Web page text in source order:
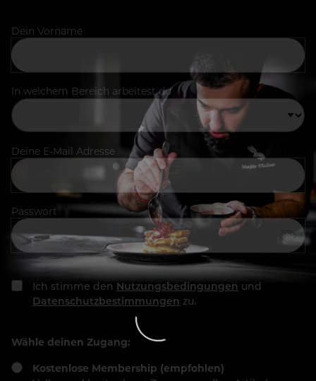
Dein Vorname
In welchem Bereich arbeitest du
Deine E-Mail Adresse
Passwort
Ich stimme den Nutzungsbedingungen und
Datenschutzbestimmungen zu.
Wähle deinen Zugang:
Kostenlose Membership (empfohlen)